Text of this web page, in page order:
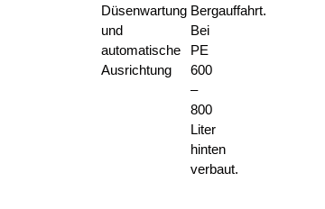
Düsenwartung
und
automatische
Ausrichtung
Bergauffahrt.
Bei
PE
600
–
800
Liter
hinten
verbaut.